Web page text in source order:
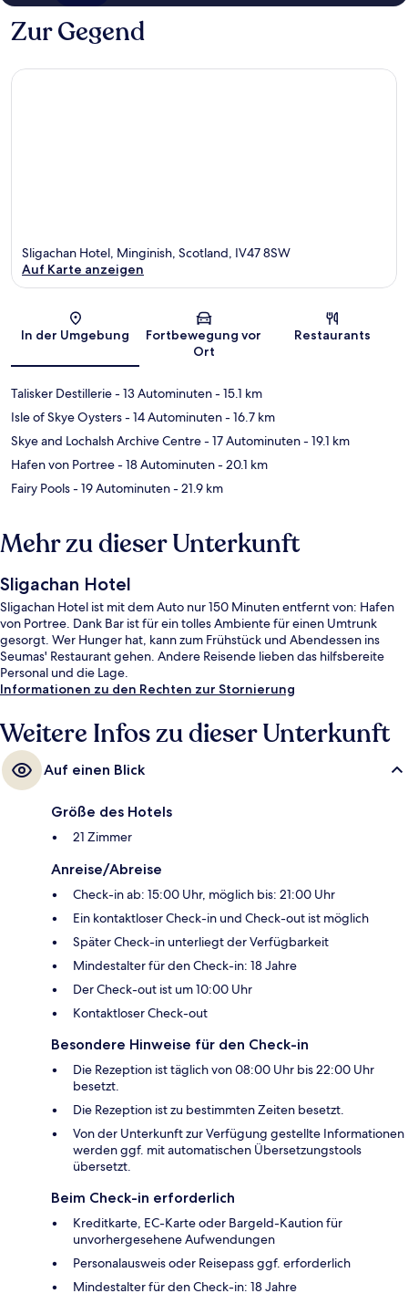
Zur Gegend
Karte
Sligachan Hotel, Minginish, Scotland, IV47 8SW
Auf Karte anzeigen
In der Umgebung
Fortbewegung vor
Ort
Restaurants
Talisker Destillerie- 13 Autominuten- 15.1 km
Isle of Skye Oysters- 14 Autominuten- 16.7 km
Skye and Lochalsh Archive Centre- 17 Autominuten- 19.1 km
Hafen von Portree- 18 Autominuten- 20.1 km
Fairy Pools- 19 Autominuten- 21.9 km
Mehr zu dieser Unterkunft
Sligachan Hotel
Sligachan Hotel ist mit dem Auto nur 150 Minuten entfernt von: Hafen
von Portree. Dank Bar ist für ein tolles Ambiente für einen Umtrunk
gesorgt. Wer Hunger hat, kann zum Frühstück und Abendessen ins
Seumas' Restaurant gehen. Andere Reisende lieben das hilfsbereite
Personal und die Lage.
Informationen zu den Rechten zur Stornierung
Weitere Infos zu dieser Unterkunft
Auf einen Blick
Größe des Hotels
21 Zimmer
Anreise/Abreise
Check-in ab: 15:00 Uhr, möglich bis: 21:00 Uhr
Ein kontaktloser Check-in und Check-out ist möglich
Später Check-in unterliegt der Verfügbarkeit
Mindestalter für den Check-in: 18 Jahre
Der Check-out ist um 10:00 Uhr
Kontaktloser Check-out
Besondere Hinweise für den Check-in
Die Rezeption ist täglich von 08:00 Uhr bis 22:00 Uhr
besetzt.
Die Rezeption ist zu bestimmten Zeiten besetzt.
Von der Unterkunft zur Verfügung gestellte Informationen
werden ggf. mit automatischen Übersetzungstools
übersetzt.
Beim Check-in erforderlich
Kreditkarte, EC-Karte oder Bargeld-Kaution für
unvorhergesehene Aufwendungen
Personalausweis oder Reisepass ggf. erforderlich
Mindestalter für den Check-in: 18 Jahre